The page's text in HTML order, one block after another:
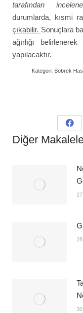
tarafından
durumlarda, kısmi
çıkabilir. Sonuçlara
ağırlığı
yapılacaktır.
Kategori: Böbrek
Diğer